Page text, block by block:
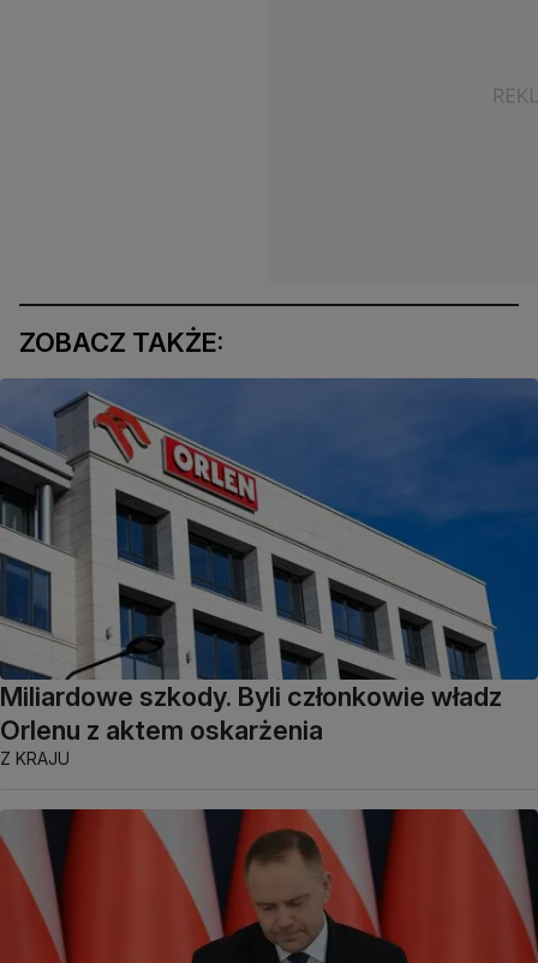
ZOBACZ TAKŻE:
Miliardowe szkody. Byli członkowie władz
Orlenu z aktem oskarżenia
Z KRAJU